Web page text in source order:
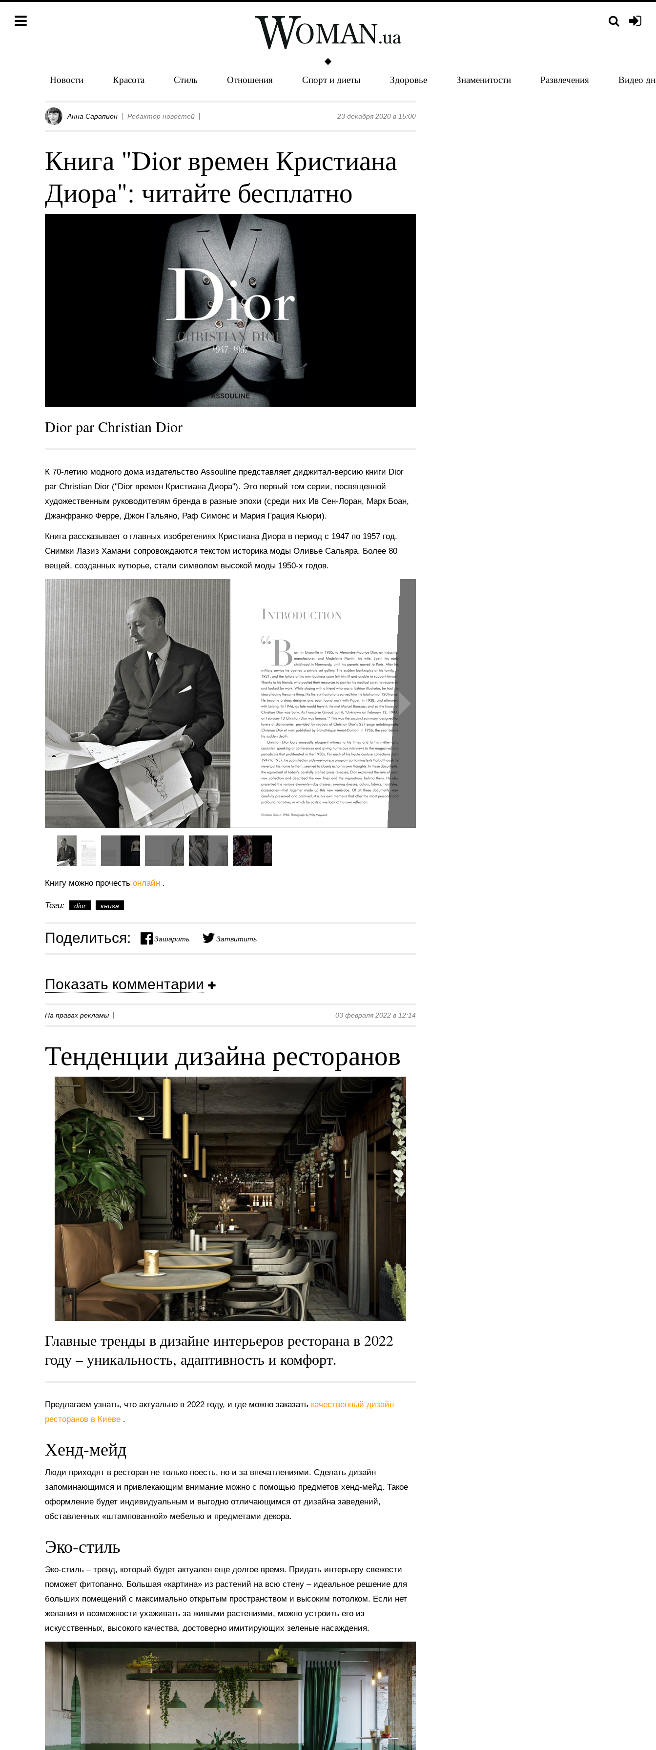
Новости Красота Стиль Отношения Спорт и диеты Здоровье Знаменитости Развлечения Видео
Анна Сарапион Редактор новостей 23 декабря 2020 в 15:00
Книга "Dior времен Кристиана
Диора": читайте бесплатно
Dior par Christian Dior
К 70-летию модного дома издательство Assouline представляет диджитал-версию книги Dior
par Christian Dior ("Dior времен Кристиана Диора"). Это первый том серии, посвященной
художественным руководителям бренда в разные эпохи (среди них Ив Сен-Лоран, Марк Боан,
Джанфранко Ферре, Джон Гальяно, Раф Симонс и Мария Грация Кьюри).
Книга рассказывает о главных изобретениях Кристиана Диора в период с 1947 по 1957 год.
Снимки Лазиз Хамани сопровождаются текстом историка моды Оливье Сальяра. Более 80
вещей, созданных кутюрье, стали символом высокой моды 1950-х годов.
Книгу можно прочесть онлайн .
Теги: dior книга
Поделиться: Зашарить Затвитить
Показать комментарии
На правах рекламы 03 февраля 2022 в 12:14
Тенденции дизайна ресторанов
Главные тренды в дизайне интерьеров ресторана в 2022
году – уникальность, адаптивность и комфорт.
Предлагаем узнать, что актуально в 2022 году, и где можно заказать качественный дизайн
ресторанов в Киеве .
Хенд-мейд
Люди приходят в ресторан не только поесть, но и за впечатлениями. Сделать дизайн
запоминающимся и привлекающим внимание можно с помощью предметов хенд-мейд. Такое
оформление будет индивидуальным и выгодно отличающимся от дизайна заведений,
обставленных «штампованной» мебелью и предметами декора.
Эко-стиль
Эко-стиль ‒ тренд, который будет актуален еще долгое время. Придать интерьеру свежести
поможет фитопанно. Большая «картина» из растений на всю стену ‒ идеальное решение для
больших помещений с максимально открытым пространством и высоким потолком. Если нет
желания и возможности ухаживать за живыми растениями, можно устроить его из
искусственных, высокого качества, достоверно имитирующих зеленые насаждения.